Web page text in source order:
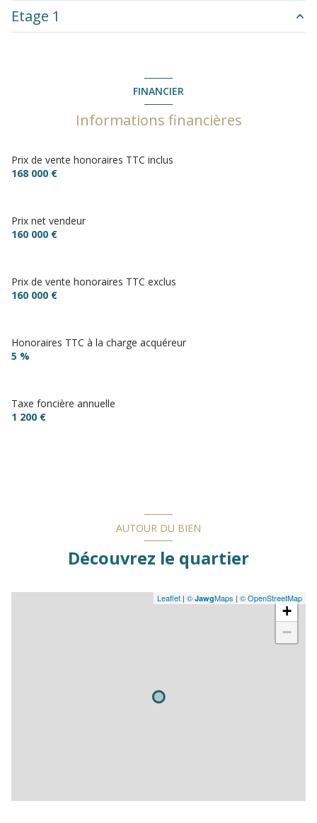
salon/sejour
Etage 1
FINANCIER
Informations financières
Prix de vente honoraires TTC inclus
168 000 €
Prix net vendeur
160 000 €
Prix de vente honoraires TTC exclus
160 000 €
Honoraires TTC à la charge acquéreur
5 %
Taxe foncière annuelle
1 200 €
AUTOUR DU BIEN
Découvrez le quartier
+
−
Leaflet | © JawgMaps | © OpenStreetMap